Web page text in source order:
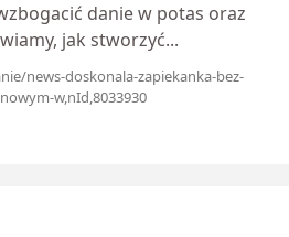
danie w potas oraz
jak stworzyć...
news-doskonala-zapiekanka-bez-
w,nId,8033930